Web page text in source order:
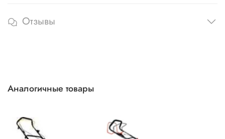
Отзывы
Аналогичные товары